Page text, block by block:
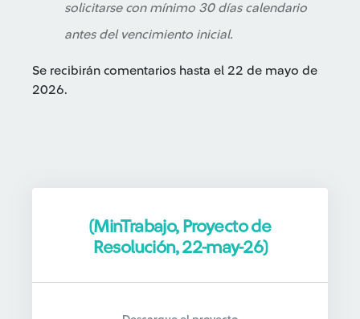
solicitarse con mínimo 30 días calendario
antes del vencimiento inicial.
Se recibirán comentarios hasta el 22 de mayo de
2026.
(MinTrabajo, Proyecto de
Resolución, 22-may-26)